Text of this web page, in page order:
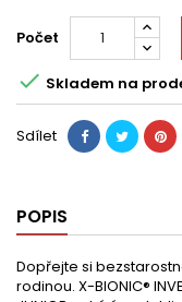
Počet
 Skladem na
Sdílet
POPIS
Dopřejte si
rodinou. X-BIONIC®